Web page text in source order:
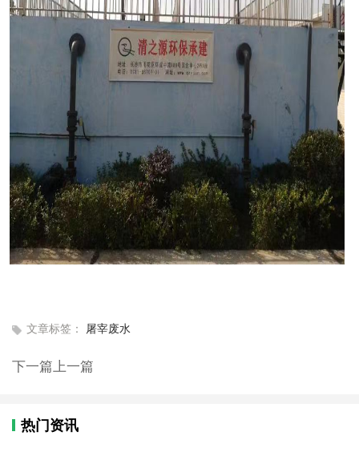
文章标签： 屠宰废水
下一篇上一篇
热门资讯